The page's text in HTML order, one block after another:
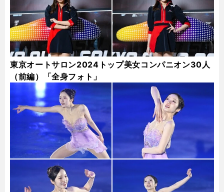
東京オートサロン2024トップ美女コンパニオン30人
（前編）「全身フォト」